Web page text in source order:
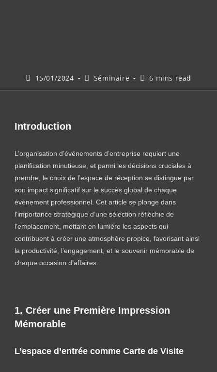
15/01/2024 Séminaire 6 mins read
Introduction
L’organisation d’événements d’entreprise requiert une
planification minutieuse, et parmi les décisions cruciales à
prendre, le choix de l’espace de réception se distingue par
son impact significatif sur le succès global de chaque
événement professionnel. Cet article se plonge dans
l’importance stratégique d’une sélection réfléchie de
l’emplacement, mettant en lumière les aspects qui
contribuent à créer une atmosphère propice, favorisant ainsi
la productivité, l’engagement, et le souvenir mémorable de
chaque occasion d’affaires.
1. Créer une Première Impression
Mémorable
L’espace d’entrée comme Carte de Visite